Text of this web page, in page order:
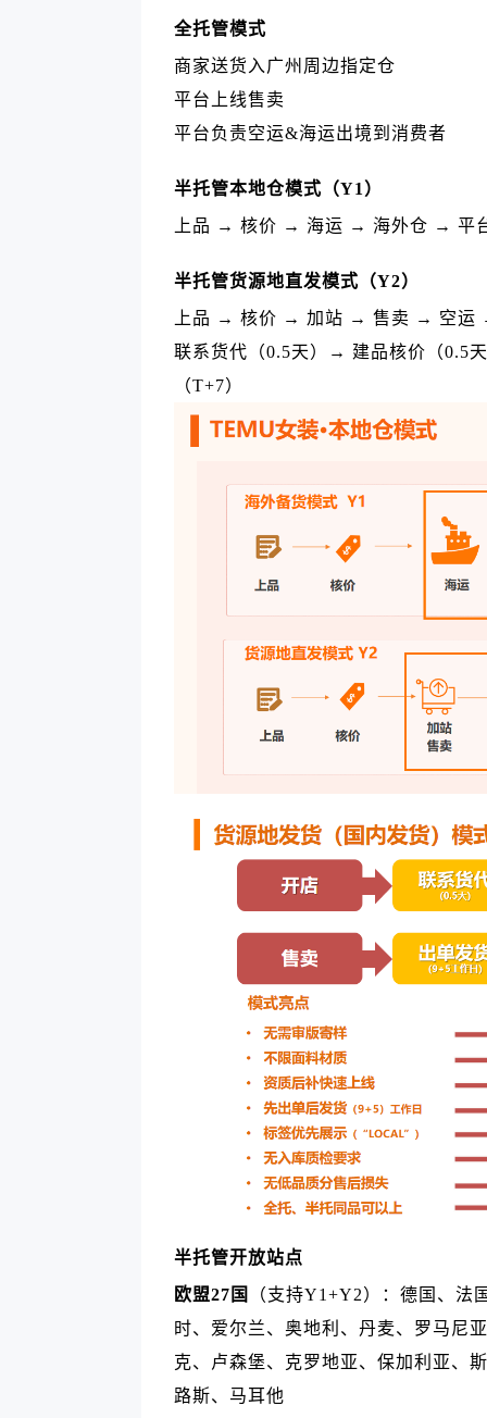
全托管模式
商家送货入广州周边指定仓
平台上线售卖
平台负责空运&海运出境到消费者
半托管本地仓模式（Y1）
上品 → 核价 → 海运 → 海外仓 → 平
半托管货源地直发模式（Y2）
上品 → 核价 → 加站 → 售卖 → 空运
联系货代（0.5天）→ 建品核价（0.5
（T+7）
半托管开放站点
欧盟27国
（支持Y1+Y2）：德国、法
时、爱尔兰、奥地利、丹麦、罗马尼
克、卢森堡、克罗地亚、保加利亚、
路斯、马耳他